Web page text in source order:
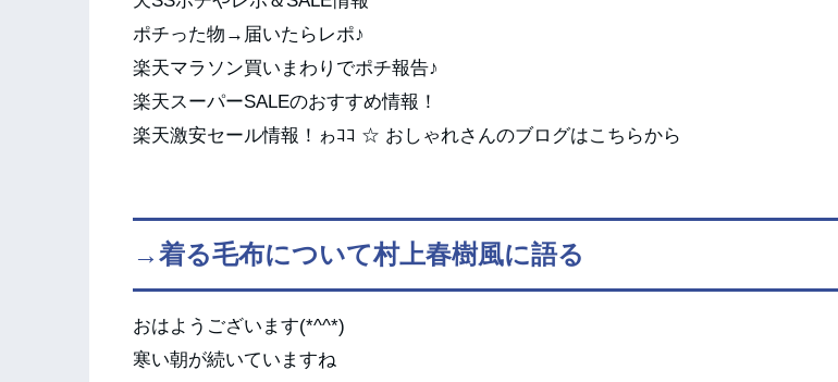
ポチった物→届いたらレポ♪
楽天マラソン買いまわりでポチ報告♪
楽天スーパーSALEのおすすめ情報！
楽天激安セール情報！ゎｺｺ ☆ おしゃれさんのブログはこちらから
→着る毛布について村上春樹風に語る
おはようございます(*^^*)
寒い朝が続いていますね